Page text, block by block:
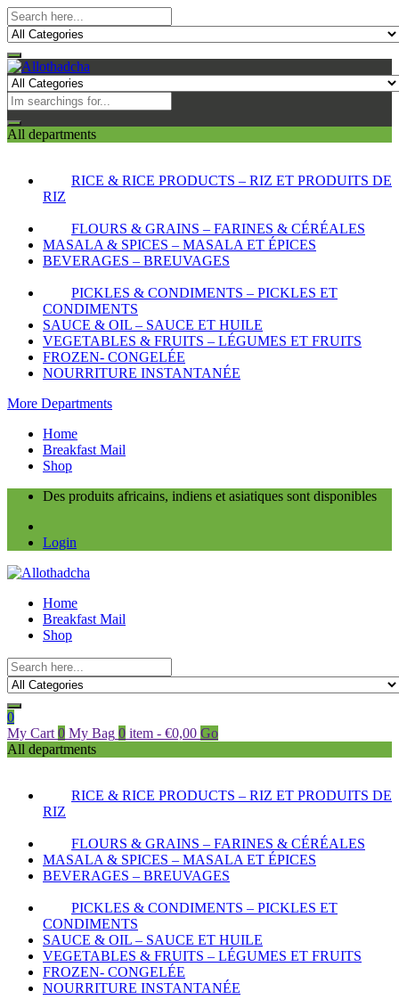
All departments
RICE & RICE PRODUCTS – RIZ ET PRODUITS DE
RIZ
FLOURS & GRAINS – FARINES & CÉRÉALES
MASALA & SPICES – MASALA ET ÉPICES
BEVERAGES – BREUVAGES
PICKLES & CONDIMENTS – PICKLES ET
CONDIMENTS
SAUCE & OIL – SAUCE ET HUILE
VEGETABLES & FRUITS – LÉGUMES ET FRUITS
FROZEN- CONGELÉE
NOURRITURE INSTANTANÉE
More Departments
Home
Breakfast Mail
Shop
Des produits africains, indiens et asiatiques sont disponibles
Login
Home
Breakfast Mail
Shop
0
My Cart 0 My Bag 0 item - €0,00 Go
All departments
RICE & RICE PRODUCTS – RIZ ET PRODUITS DE
RIZ
FLOURS & GRAINS – FARINES & CÉRÉALES
MASALA & SPICES – MASALA ET ÉPICES
BEVERAGES – BREUVAGES
PICKLES & CONDIMENTS – PICKLES ET
CONDIMENTS
SAUCE & OIL – SAUCE ET HUILE
VEGETABLES & FRUITS – LÉGUMES ET FRUITS
FROZEN- CONGELÉE
NOURRITURE INSTANTANÉE